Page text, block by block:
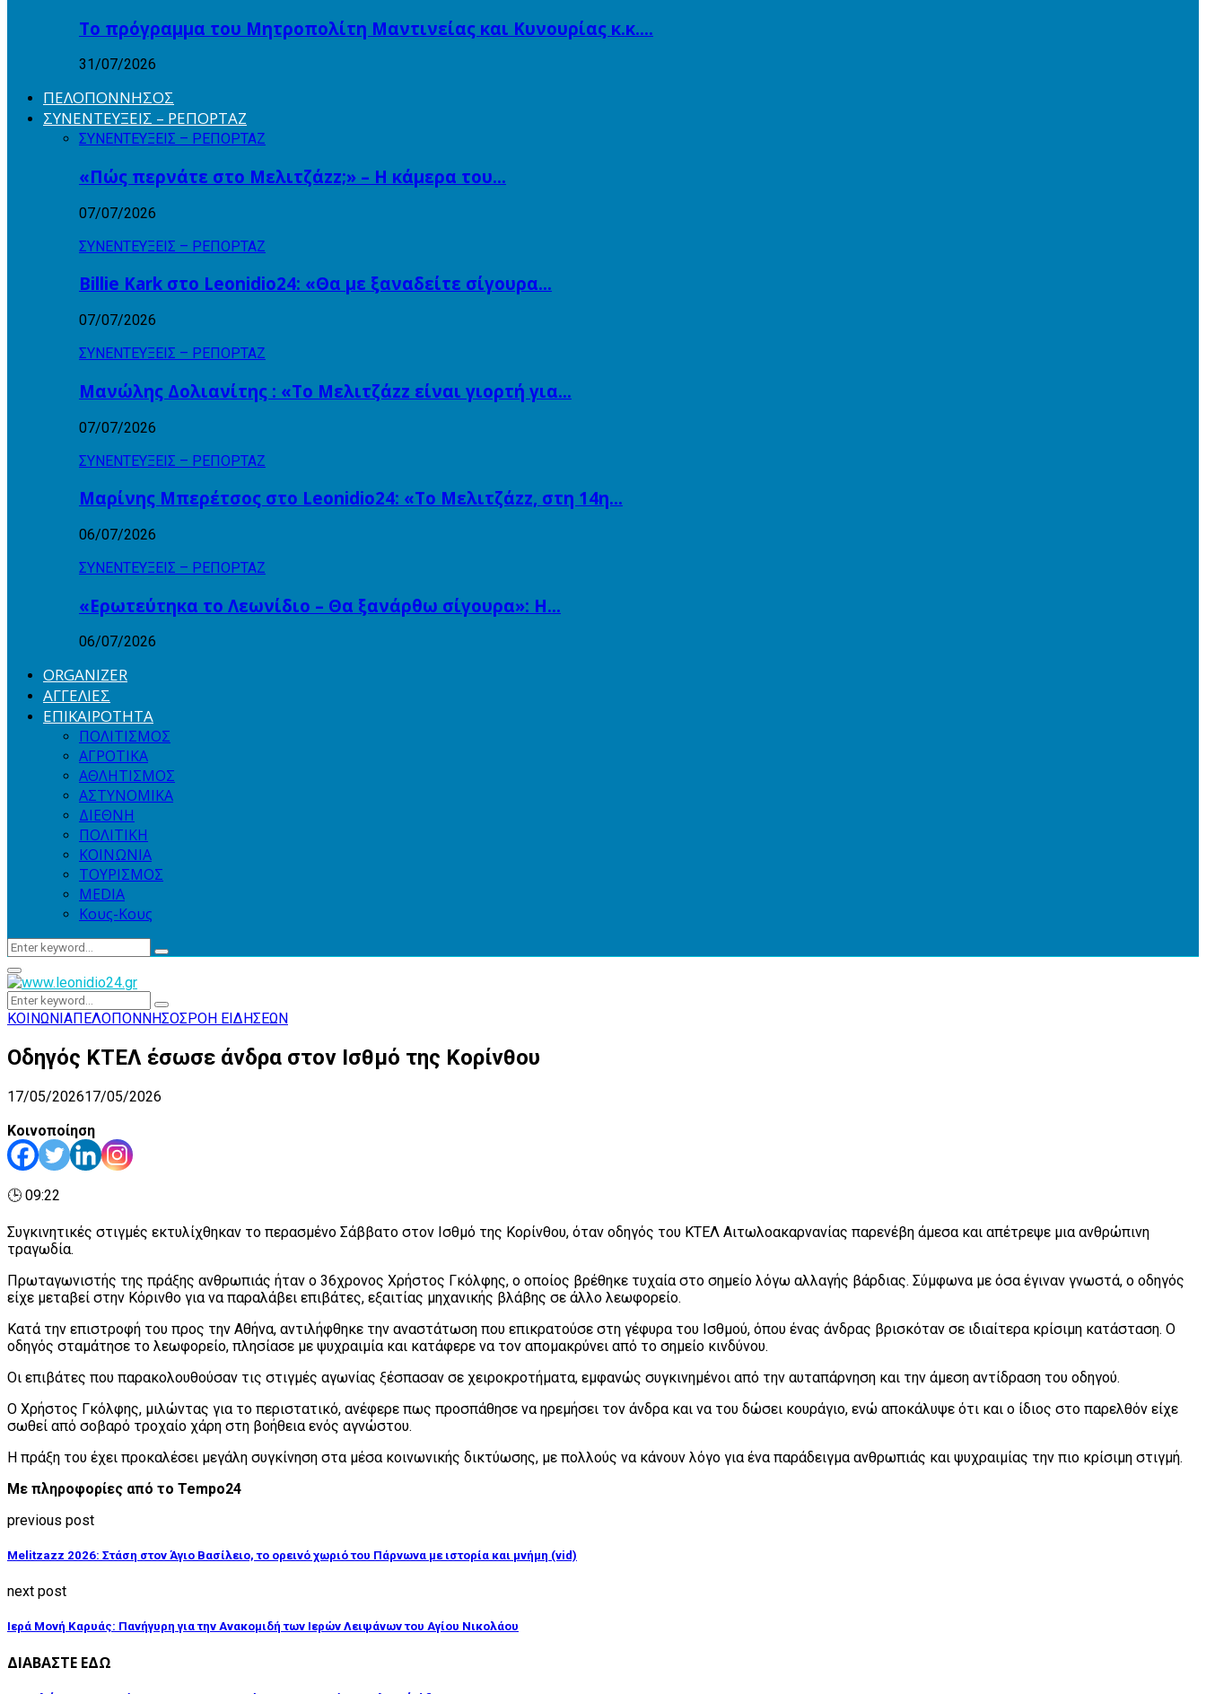
Το πρόγραμμα του Μητροπολίτη Μαντινείας και Κυνουρίας κ.κ….
31/07/2026
ΠΕΛΟΠΟΝΝΗΣΟΣ
ΣΥΝΕΝΤΕΥΞΕΙΣ – ΡΕΠΟΡΤΑΖ
ΣΥΝΕΝΤΕΥΞΕΙΣ – ΡΕΠΟΡΤΑΖ
«Πώς περνάτε στο Μελιτζάzz;» – Η κάμερα του…
07/07/2026
ΣΥΝΕΝΤΕΥΞΕΙΣ – ΡΕΠΟΡΤΑΖ
Billie Kark στο Leonidio24: «Θα με ξαναδείτε σίγουρα…
07/07/2026
ΣΥΝΕΝΤΕΥΞΕΙΣ – ΡΕΠΟΡΤΑΖ
Μανώλης Δολιανίτης : «Το Μελιτζάzz είναι γιορτή για…
07/07/2026
ΣΥΝΕΝΤΕΥΞΕΙΣ – ΡΕΠΟΡΤΑΖ
Μαρίνης Μπερέτσος στο Leonidio24: «Το Μελιτζάzz, στη 14η…
06/07/2026
ΣΥΝΕΝΤΕΥΞΕΙΣ – ΡΕΠΟΡΤΑΖ
«Ερωτεύτηκα το Λεωνίδιο – Θα ξανάρθω σίγουρα»: Η…
06/07/2026
ORGANIZER
ΑΓΓΕΛΙΕΣ
ΕΠΙΚΑΙΡΟΤΗΤΑ
ΠΟΛΙΤΙΣΜΟΣ
ΑΓΡΟΤΙΚΑ
ΑΘΛΗΤΙΣΜΟΣ
ΑΣΤΥΝΟΜΙΚΑ
ΔΙΕΘΝΗ
ΠΟΛΙΤΙΚΗ
ΚΟΙΝΩΝΙΑ
ΤΟΥΡΙΣΜΟΣ
MEDIA
Κους-Κους
Search
Search
Primary
Menu
Search
for:
Search
ΚΟΙΝΩΝΙΑΠΕΛΟΠΟΝΝΗΣΟΣ ΡΟΗ ΕΙΔΗΣΕΩΝ
Οδηγός ΚΤΕΛ έσωσε άνδρα στον Ισθμό της Κορίνθου
17/05/202617/05/2026
Κοινοποίηση
🕒 09:22
Συγκινητικές στιγμές εκτυλίχθηκαν το περασμένο Σάββατο στον Ισθμό της Κορίνθου, όταν οδηγός του ΚΤΕΛ Αιτωλοακαρνανίας παρενέβη άμεσα και απέτρεψε μια ανθρώπινη
τραγωδία.
Πρωταγωνιστής της πράξης ανθρωπιάς ήταν ο 36χρονος Χρήστος Γκόλφης, ο οποίος βρέθηκε τυχαία στο σημείο λόγω αλλαγής βάρδιας. Σύμφωνα με όσα έγιναν γνωστά, ο οδηγός
είχε μεταβεί στην Κόρινθο για να παραλάβει επιβάτες, εξαιτίας μηχανικής βλάβης σε άλλο λεωφορείο.
Κατά την επιστροφή του προς την Αθήνα, αντιλήφθηκε την αναστάτωση που επικρατούσε στη γέφυρα του Ισθμού, όπου ένας άνδρας βρισκόταν σε ιδιαίτερα κρίσιμη κατάσταση. Ο
οδηγός σταμάτησε το λεωφορείο, πλησίασε με ψυχραιμία και κατάφερε να τον απομακρύνει από το σημείο κινδύνου.
Οι επιβάτες που παρακολουθούσαν τις στιγμές αγωνίας ξέσπασαν σε χειροκροτήματα, εμφανώς συγκινημένοι από την αυταπάρνηση και την άμεση αντίδραση του οδηγού.
Ο Χρήστος Γκόλφης, μιλώντας για το περιστατικό, ανέφερε πως προσπάθησε να ηρεμήσει τον άνδρα και να του δώσει κουράγιο, ενώ αποκάλυψε ότι και ο ίδιος στο παρελθόν είχε
σωθεί από σοβαρό τροχαίο χάρη στη βοήθεια ενός αγνώστου.
Η πράξη του έχει προκαλέσει μεγάλη συγκίνηση στα μέσα κοινωνικής δικτύωσης, με πολλούς να κάνουν λόγο για ένα παράδειγμα ανθρωπιάς και ψυχραιμίας την πιο κρίσιμη στιγμή.
Με πληροφορίες από το Tempo24
previous post
Melitzazz 2026: Στάση στον Άγιο Βασίλειο, το ορεινό χωριό του Πάρνωνα με ιστορία και μνήμη (vid)
next post
Ιερά Μονή Καρυάς: Πανήγυρη για την Ανακομιδή των Ιερών Λειψάνων του Αγίου Νικολάου
ΔΙΑΒΑΣΤΕ ΕΔΩ